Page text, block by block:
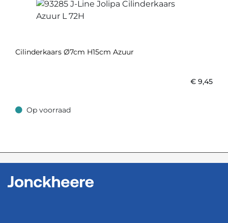
Cilinderkaars Ø7cm H15cm Azuur
€ 9,45
Op voorraad
Op voorraad